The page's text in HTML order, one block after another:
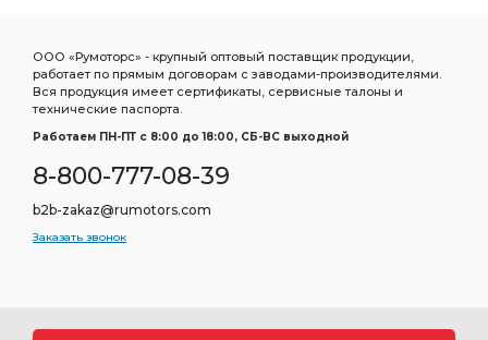
ООО «Румоторс» - крупный оптовый поставщик продукции,
работает по прямым договорам с заводами-производителями.
Вся продукция имеет сертификаты, сервисные талоны и
технические паспорта.
Работаем ПН-ПТ c 8:00 до 18:00, СБ-ВС выходной
8-800-777-08-39
b2b-zakaz@rumotors.com
Заказать звонок